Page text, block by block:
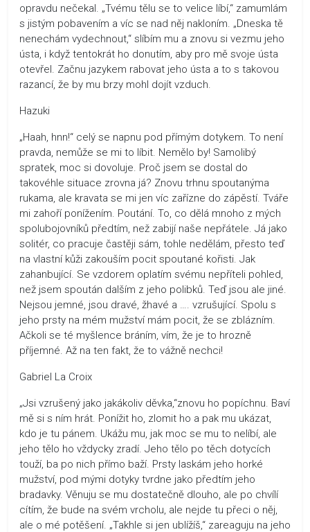
opravdu nečekal. „Tvému tělu se to velice líbí,“ zamumlám
s jistým pobavením a víc se nad něj nakloním. „Dneska tě
nenechám vydechnout,“ slíbím mu a znovu si vezmu jeho
ústa, i když tentokrát ho donutím, aby pro mě svoje ústa
otevřel. Začnu jazykem rabovat jeho ústa a to s takovou
razancí, že by mu brzy mohl dojít vzduch.
Hazuki
„Haah, hnn!“ celý se napnu pod přímým dotykem. To není
pravda, nemůže se mi to líbit. Nemělo by! Samolibý
spratek, moc si dovoluje. Proč jsem se dostal do
takovéhle situace zrovna já? Znovu trhnu spoutanýma
rukama, ale kravata se mi jen víc zařízne do zápěstí. Tváře
mi zahoří ponížením. Poutání. To, co dělá mnoho z mých
spolubojovníků předtím, než zabijí naše nepřátele. Já jako
solitér, co pracuje častěji sám, tohle nedělám, přesto teď
na vlastní kůži zakouším pocit spoutané kořisti. Jak
zahanbující. Se vzdorem oplatím svému nepříteli pohled,
než jsem spoután dalším z jeho polibků. Teď jsou ale jiné.
Nejsou jemné, jsou dravé, žhavé a …. vzrušující. Spolu s
jeho prsty na mém mužství mám pocit, že se zblázním.
Ačkoli se té myšlence bráním, vím, že je to hrozně
příjemné. Až na ten fakt, že to vážně nechci!
Gabriel La Croix
„Jsi vzrušený jako jakákoliv děvka,“znovu ho popíchnu. Baví
mě si s ním hrát. Ponížit ho, zlomit ho a pak mu ukázat,
kdo je tu pánem. Ukážu mu, jak moc se mu to nelíbí, ale
jeho tělo ho vždycky zradí. Jeho tělo po těch dotycích
touží, ba po nich přímo baží. Prsty laskám jeho horké
mužství, pod mými dotyky tvrdne jako předtím jeho
bradavky. Věnuju se mu dostatečně dlouho, ale po chvílí
cítím, že bude na svém vrcholu, ale nejde tu přeci o něj,
ale o mé potěšení. „Takhle si jen ublížíš,“ zareaguju na jeho